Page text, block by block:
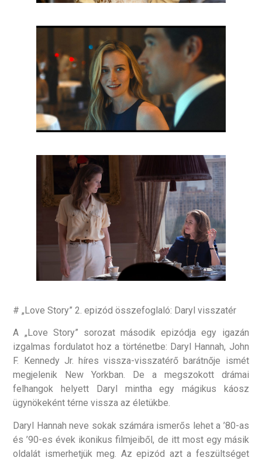
# „Love Story” 2. epizód összefoglaló: Daryl visszatér
A „Love Story” sorozat második epizódja egy igazán
izgalmas fordulatot hoz a történetbe: Daryl Hannah, John
F. Kennedy Jr. híres vissza-visszatérő barátnője ismét
megjelenik New Yorkban. De a megszokott drámai
felhangok helyett Daryl mintha egy mágikus káosz
ügynökeként térne vissza az életükbe.
Daryl Hannah neve sokak számára ismerős lehet a ’80-as
és ’90-es évek ikonikus filmjeiből, de itt most egy másik
oldalát ismerhetjük meg. Az epizód azt a feszültséget